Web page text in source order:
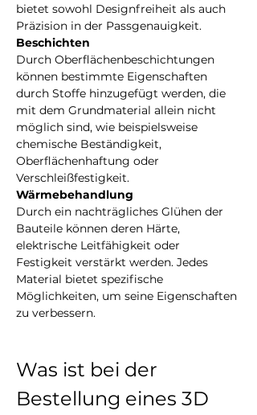
bietet sowohl Designfreiheit als auch
Präzision in der Passgenauigkeit.
Beschichten
Durch Oberflächenbeschichtungen
können bestimmte Eigenschaften
durch Stoffe hinzugefügt werden, die
mit dem Grundmaterial allein nicht
möglich sind, wie beispielsweise
chemische Beständigkeit,
Oberflächenhaftung oder
Verschleißfestigkeit.
Wärmebehandlung
Durch ein nachträgliches Glühen der
Bauteile können deren Härte,
elektrische Leitfähigkeit oder
Festigkeit verstärkt werden. Jedes
Material bietet spezifische
Möglichkeiten, um seine Eigenschaften
zu verbessern.
Was ist bei der
Bestellung eines 3D